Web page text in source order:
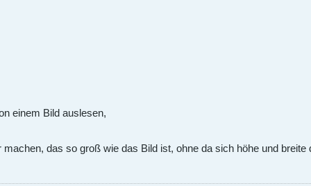
einem Bild auslesen,
das so groß wie das Bild ist, ohne da sich höhe und breite